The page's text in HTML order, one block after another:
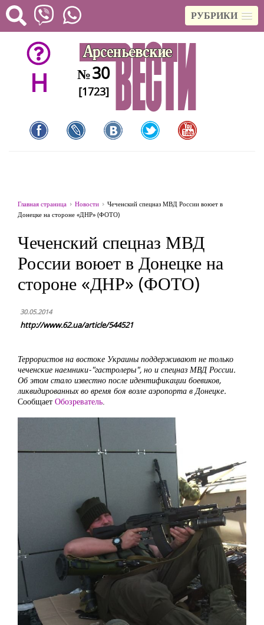
РУБРИКИ
H №30
[1723]
Главная страница Новости
Чеченский спецназ МВД России воюет в
Донецке на стороне «ДНР» (ФОТО)
Чеченский спецназ МВД
России воюет в Донецке на
стороне «ДНР» (ФОТО)
30.05.2014
http://www.62.ua/article/544521
Террористов на востоке Украины поддерживают не только
чеченские наемники-"гастролеры", но и спецназ МВД России.
Об этом стало известно после идентификации боевиков,
ликвидированных во время боя возле аэропорта в Донецке.
Сообщает Обозреватель.